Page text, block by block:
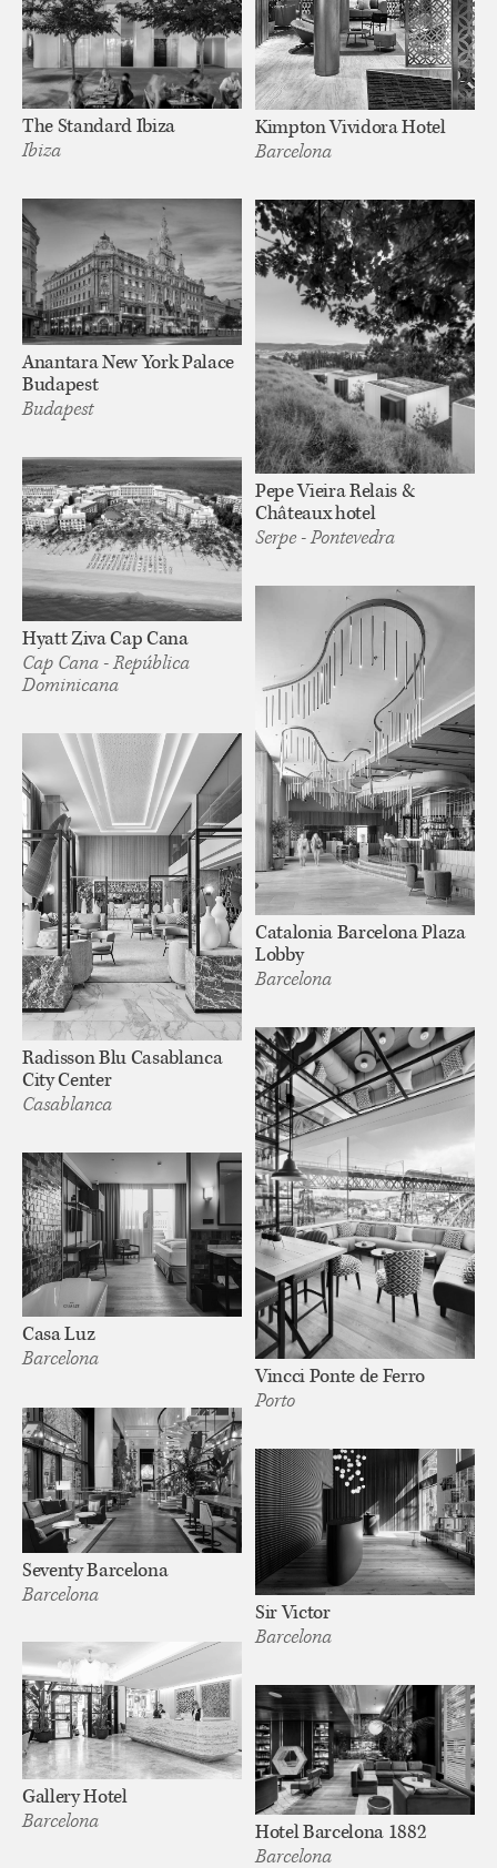
The Standard Ibiza
Ibiza
Kimpton Vividora Hotel
Barcelona
Anantara New York Palace
Budapest
Budapest
Pepe Vieira Relais &
Châteaux hotel
Serpe - Pontevedra
Hyatt Ziva Cap Cana
Cap Cana - República
Dominicana
Catalonia Barcelona Plaza
Lobby
Barcelona
Radisson Blu Casablanca
City Center
Casablanca
Vincci Ponte de Ferro
Porto
Casa Luz
Barcelona
Seventy Barcelona
Barcelona
Sir Victor
Barcelona
Gallery Hotel
Barcelona
Hotel Barcelona 1882
Barcelona